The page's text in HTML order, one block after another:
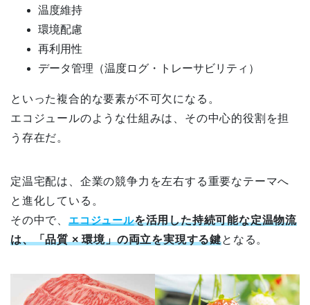
温度維持
環境配慮
再利用性
データ管理（温度ログ・トレーサビリティ）
といった複合的な要素が不可欠になる。
エコジュールのような仕組みは、その中心的役割を担
う存在だ。
定温宅配は、企業の競争力を左右する重要なテーマへ
と進化している。
その中で、 エコジュールを活用した持続可能な定温物流
は、「品質 × 環境」の両立を実現する鍵となる。